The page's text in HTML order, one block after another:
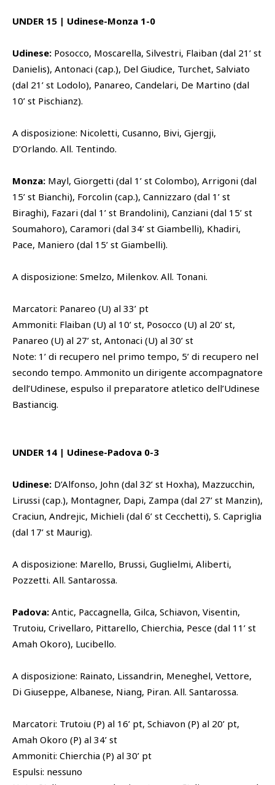
UNDER 15 | Udinese-Monza 1-0
Udinese: Posocco, Moscarella, Silvestri, Flaiban (dal 21’ st
Danielis), Antonaci (cap.), Del Giudice, Turchet, Salviato
(dal 21’ st Lodolo), Panareo, Candelari, De Martino (dal
10’ st Pischianz).
A disposizione: Nicoletti, Cusanno, Bivi, Gjergji,
D’Orlando. All. Tentindo.
Monza: Mayl, Giorgetti (dal 1’ st Colombo), Arrigoni (dal
15’ st Bianchi), Forcolin (cap.), Cannizzaro (dal 1’ st
Biraghi), Fazari (dal 1’ st Brandolini), Canziani (dal 15’ st
Soumahoro), Caramori (dal 34’ st Giambelli), Khadiri,
Pace, Maniero (dal 15’ st Giambelli).
A disposizione: Smelzo, Milenkov. All. Tonani.
Marcatori: Panareo (U) al 33’ pt
Ammoniti: Flaiban (U) al 10’ st, Posocco (U) al 20’ st,
Panareo (U) al 27’ st, Antonaci (U) al 30’ st
Note: 1’ di recupero nel primo tempo, 5’ di recupero nel
secondo tempo. Ammonito un dirigente accompagnatore
dell’Udinese, espulso il preparatore atletico dell’Udinese
Bastiancig.
UNDER 14 | Udinese-Padova 0-3
Udinese: D’Alfonso, John (dal 32’ st Hoxha), Mazzucchin,
Lirussi (cap.), Montagner, Dapi, Zampa (dal 27’ st Manzin),
Craciun, Andrejic, Michieli (dal 6’ st Cecchetti), S. Capriglia
(dal 17’ st Maurig).
A disposizione: Marello, Brussi, Guglielmi, Aliberti,
Pozzetti. All. Santarossa.
Padova: Antic, Paccagnella, Gilca, Schiavon, Visentin,
Trutoiu, Crivellaro, Pittarello, Chierchia, Pesce (dal 11’ st
Amah Okoro), Lucibello.
A disposizione: Rainato, Lissandrin, Meneghel, Vettore,
Di Giuseppe, Albanese, Niang, Piran. All. Santarossa.
Marcatori: Trutoiu (P) al 16’ pt, Schiavon (P) al 20’ pt,
Amah Okoro (P) al 34’ st
Ammoniti: Chierchia (P) al 30’ pt
Espulsi: nessuno